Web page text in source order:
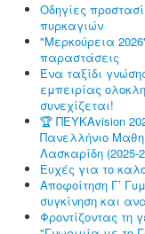
Οδηγίες
πυρκαγιών
"Μερκούρεια
παραστάσεις
Ένα ταξίδι
εμπειρίας
συνεχίζεται!
🏆 ΠΕΥΚΑvision
Πανελλήνιο
Λασκαρίδη (2025-
Ευχές για το
Αποφοίτηση Γ’
συγκίνηση και
Φροντίζοντας τη